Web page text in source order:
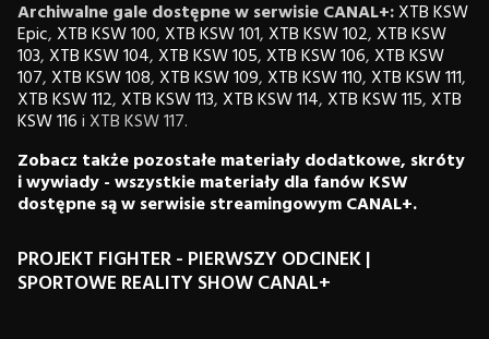
Archiwalne gale dostępne w serwisie CANAL+:XTB KSW
Epic,XTB KSW 100,XTB KSW 101,XTB KSW 102,XTB KSW
103,XTB KSW 104,XTB KSW 105,XTB KSW 106,XTB KSW
107,XTB KSW 108,XTB KSW 109,XTB KSW 110,XTB KSW 111,
XTB KSW 112,XTB KSW 113,XTB KSW 114,XTB KSW 115,XTB
KSW 116i XTB KSW 117.
Zobacz także pozostałe materiały dodatkowe, skróty
i wywiady - wszystkie materiały dla fanów KSW
dostępne są w serwisie streamingowym CANAL+.
PROJEKT FIGHTER - PIERWSZY ODCINEK |
SPORTOWE REALITY SHOW CANAL+